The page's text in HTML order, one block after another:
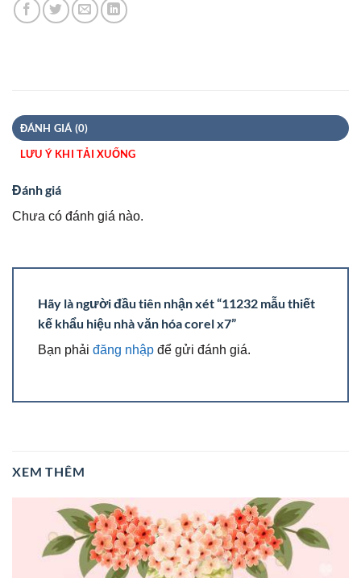
ĐÁNH GIÁ (0)
LƯU Ý KHI TẢI XUỐNG
Đánh giá
Chưa có đánh giá nào.
Hãy là người đầu tiên nhận xét “11232 mẫu thiết
kế khẩu hiệu nhà văn hóa corel x7”
Bạn phải đăng nhập để gửi đánh giá.
XEM THÊM